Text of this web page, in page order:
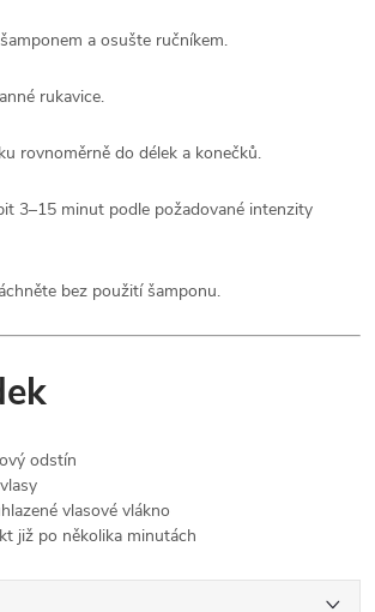
a osušte ručníkem.
rukavice.
rovnoměrně do délek a konečků.
3–15 minut podle požadované intenzity
bez použití šamponu.
odstín
vlasové vlákno
již po několika minutách